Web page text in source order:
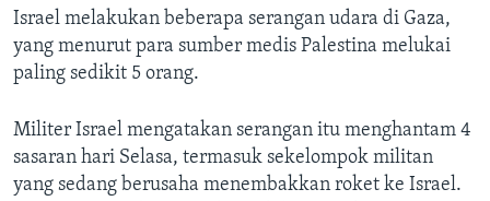
Israel melakukan beberapa serangan udara di Gaza,
yang menurut para sumber medis Palestina melukai
paling sedikit 5 orang.
Militer Israel mengatakan serangan itu menghantam 4
sasaran hari Selasa, termasuk sekelompok militan
yang sedang berusaha menembakkan roket ke Israel.